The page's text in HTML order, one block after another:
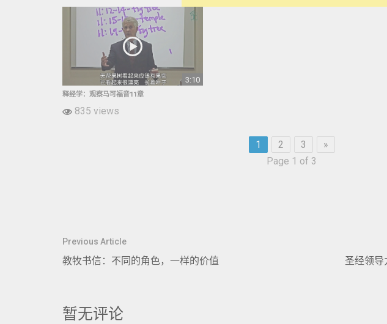
3:10
释经学：观察马可福音11章
835 views
1 2 3
»
Page 1 of 3
文
章
航
Previous Article
教牧书信：不同的角色，一样的价值 圣经领导
暂无评论